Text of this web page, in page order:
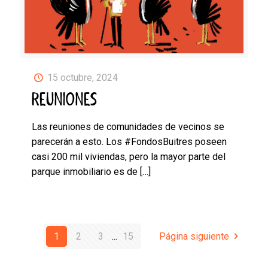
15 octubre, 2024
REUNIONES
Las reuniones de comunidades de vecinos se
parecerán a esto. Los #FondosBuitres poseen
casi 200 mil viviendas, pero la mayor parte del
parque inmobiliario es de […]
1 2 3 ... 15 Página siguiente